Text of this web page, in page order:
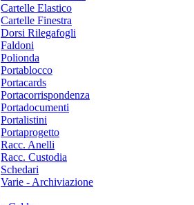
Cartelle Elastico
Cartelle Finestra
Dorsi Rilegafogli
Faldoni
Polionda
Portablocco
Portacards
Portacorrispondenza
Portadocumenti
Portalistini
Portaprogetto
Racc. Anelli
Racc. Custodia
Schedari
Varie - Archiviazione